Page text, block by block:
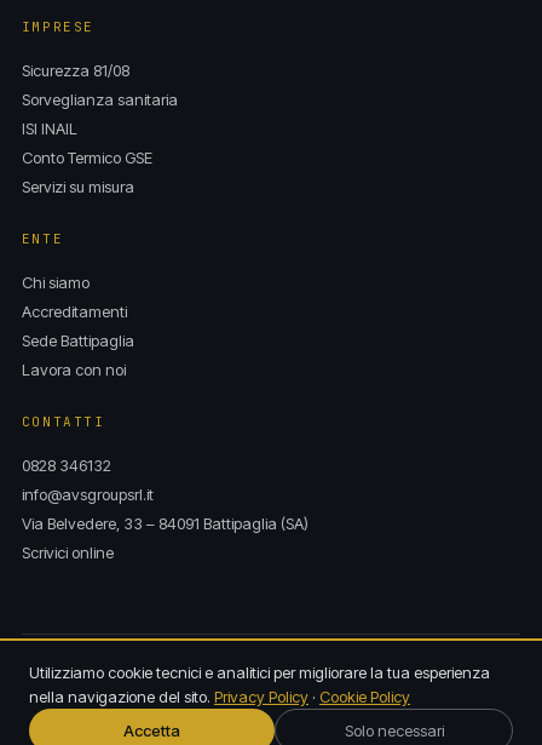
Utilizziamo cookie tecnici e analitici per migliorare la tua esperienza
nella navigazione del sito. Privacy Policy · Cookie Policy
Accetta
Solo necessari
IMPRESE
Sicurezza 81/08
Sorveglianza sanitaria
ISI INAIL
Conto Termico GSE
Servizi su misura
ENTE
Chi siamo
Accreditamenti
Sede Battipaglia
Lavora con noi
CONTATTI
0828 346132
info@avsgroupsrl.it
Via Belvedere, 33 – 84091 Battipaglia (SA)
Scrivici online
© 2026 AVS Group s.r.l. · P.IVA 04955770658
PrivacyCookieTrasparenza
Sito realizzato da antonioiovane.it